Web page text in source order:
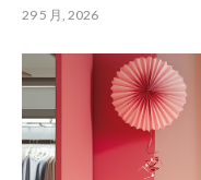
29 5 月, 2026